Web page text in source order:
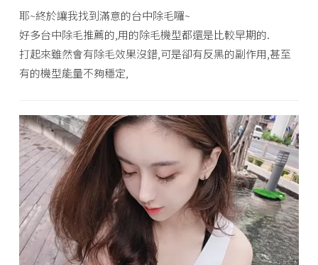
耶~終於讓我找到滿意的台中除毛囉~
好多台中除毛推薦的,用的除毛機型都還是比較早期的.
打起來雖然會有除毛效果沒錯,可是卻有反黑的副作用,甚至
有的機型能量不夠穩定,